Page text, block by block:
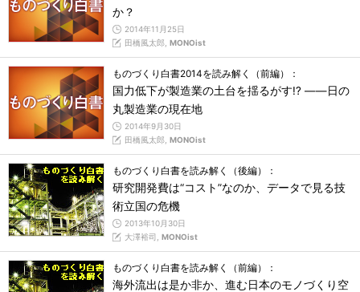
か？
2014年11月25日
田橋風太郎, MONOist
ものづくり白書2014を読み解く（前編）：
国力低下が製造業の土台を揺るがす!? ――日の
丸製造業の現在地
2014年9月30日
田橋風太郎, MONOist
ものづくり白書を読み解く（後編）：
研究開発費は“コスト”なのか、データで見る技
術立国の危機
2013年10月30日
大澤裕司, MONOist
ものづくり白書を読み解く（前編）：
海外流出は是か非か、進む日本のモノづくり空